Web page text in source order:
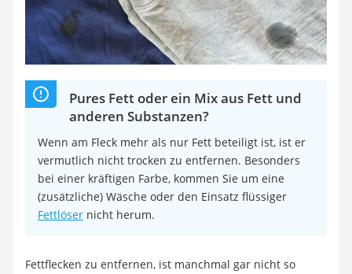
Pures Fett oder ein Mix aus Fett und
anderen Substanzen?
Wenn am Fleck mehr als nur Fett beteiligt ist, ist er
vermutlich nicht trocken zu entfernen. Besonders
bei einer kräftigen Farbe, kommen Sie um eine
(zusätzliche) Wäsche oder den Einsatz flüssiger
Fettlöser nicht herum.
Fettflecken zu entfernen, ist manchmal gar nicht so